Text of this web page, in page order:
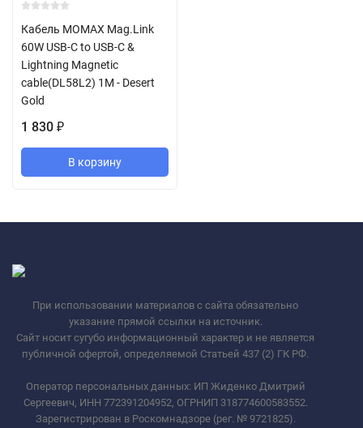
Кабель MOMAX Mag.Link
60W USB-C to USB-C &
Lightning Magnetic
cable(DL58L2) 1M - Desert
Gold
1 830 ₽
В корзину
При использовании материалов с сайта обязательно
указание прямой ссылки на источник.
Сайт носит сугубо информационный характер и не является
публичной офертой, определяемой Статьей 437 (2) ГК РФ.
Оператор персональных данных: ИП Жиденко Дмитрий
Сергеевич, ИНН 772391204952, ОГРНИП 318774600583552.
Зарегистрирован в Роскомнадзоре (рег. № 9721825).